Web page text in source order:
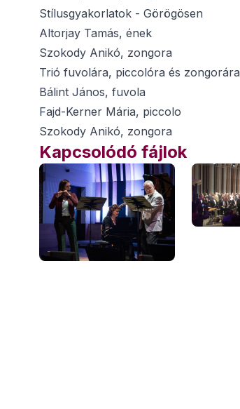
Stílusgyakorlatok - Görögösen
Altorjay Tamás, ének
Szokody Anikó, zongora
Trió fuvolára, piccolóra és zongorára
Bálint János, fuvola
Fajd-Kerner Mária, piccolo
Szokody Anikó, zongora
Kapcsolódó fájlok